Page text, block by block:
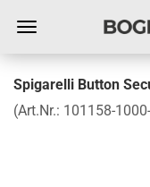
Spigarelli Button
(Art.Nr.: 101158-